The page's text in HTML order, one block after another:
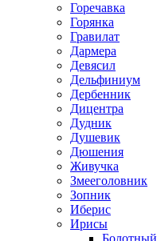
Горечавка
Горянка
Гравилат
Дармера
Девясил
Дельфиниум
Дербенник
Дицентра
Дудник
Душевик
Дюшения
Живучка
Змееголовник
Зопник
Иберис
Ирисы
Болотный